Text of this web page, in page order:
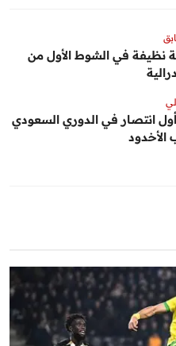
نظيفة في الشوط الأول من
انتصار في الدوري السعودي